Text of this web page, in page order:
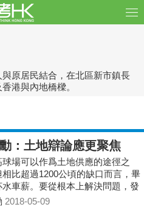
原居民結合，在北區新市鎮長
港與內地橋樑。
：土地辯論應更聚焦
球場可以作爲土地供應的途徑之
相比超過1200公頃的缺口而言，畢
水車薪。要從根本上解決問題，發
、在維港範圍外填海等更值得我
2018-05-09